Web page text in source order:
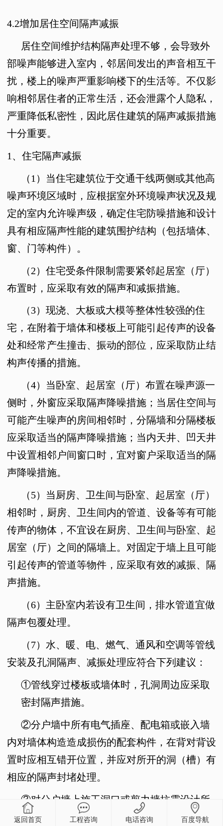
4.2增加居住空间隔声减振
居住空间维护结构隔声处理不够，会导致外
部噪声能够进入室内，邻居间发出的声音相互干
扰，楼上的噪声严重影响楼下的生活等。不仅影
响相邻居住者的正常生活，还会泄露个人隐私，
严重降低私密性，因此居住建筑的隔声减振措施
十分重要。
1 、住宅隔声减振
（1 ）当住宅建筑位于交通干线两侧或其他高
噪声环境区域时，应根据室外环境噪声状况及规
定的室内允许噪声级，确定住宅防噪措施和设计
具有相应隔声性能的建筑围护结构（包括墙体、
窗、门等构件）。
（2）住宅受条件限制需要紧邻起居室（厅）
布置时，应采取有效的隔声和减振措施。
（3）现浇、大板或大模等整体性较强的住
宅，在附着于墙体和楼板上可能引起传声的设备
处和经常产生撞击、振动的部位，应采取防止结
构声传播的措施。
（4）当卧室、起居室（厅）布置在噪声源一
侧时，外窗应采取隔声降噪措施；当居住空间与
可能产生噪声的房间相邻时，分隔墙和分隔楼板
应采取适当的隔声降噪措施；当内天井、凹天井
中设置相邻户间窗口时，宜对窗户采取适当的隔
声降噪措施。
（5）当厨房、卫生间与卧室、起居室（厅）
相邻时，厨房、卫生间内的管道、设备等有可能
传声的物体，不宜设在厨房、卫生间与卧室、起
居室（厅）之间的隔墙上。对固定于墙上且可能
引起传声的管道等物件，应采取有效的减振、隔
声措施。
（6）主卧室内若设有卫生间，排水管道宜做
隔声包覆处理。
（7）水、暖、电、燃气、通风和空调等管线
安装及孔洞隔声、减振处理应符合下列建议：
①管线穿过楼板或墙体时，孔洞周边应采取
密封隔声措施。
②分户墙中所有电气插座、配电箱或嵌入墙
内对墙体构造造成损伤的配套构件，在背对背设
置时应相互错开位置，并应对所开的洞（槽）有
相应的隔声封堵处理。
③对分户墙上施工洞口或剪力墙抗震设计所
开洞口的封堵，要采用满足分户墙隔声设计要求
返回首页 工程咨询 电话咨询 百度导航